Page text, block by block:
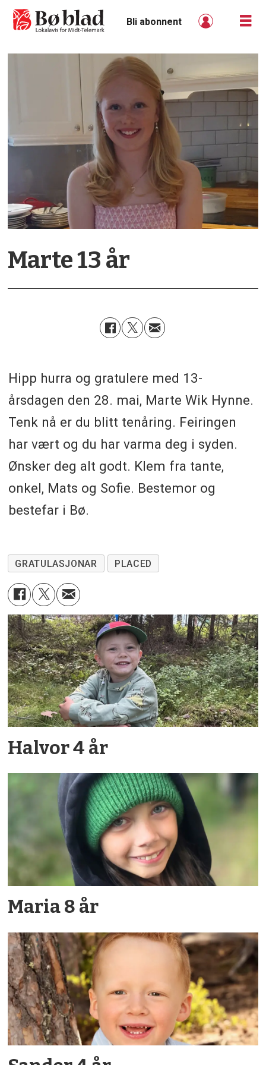
Bli abonnent
Marte 13 år
Hipp hurra og gratulere med 13-
årsdagen den 28. mai, Marte Wik Hynne.
Tenk nå er du blitt tenåring. Feiringen
har vært og du har varma deg i syden.
Ønsker deg alt godt. Klem fra tante,
onkel, Mats og Sofie. Bestemor og
bestefar i Bø.
GRATULASJONAR PLACED
Halvor 4 år
Maria 8 år